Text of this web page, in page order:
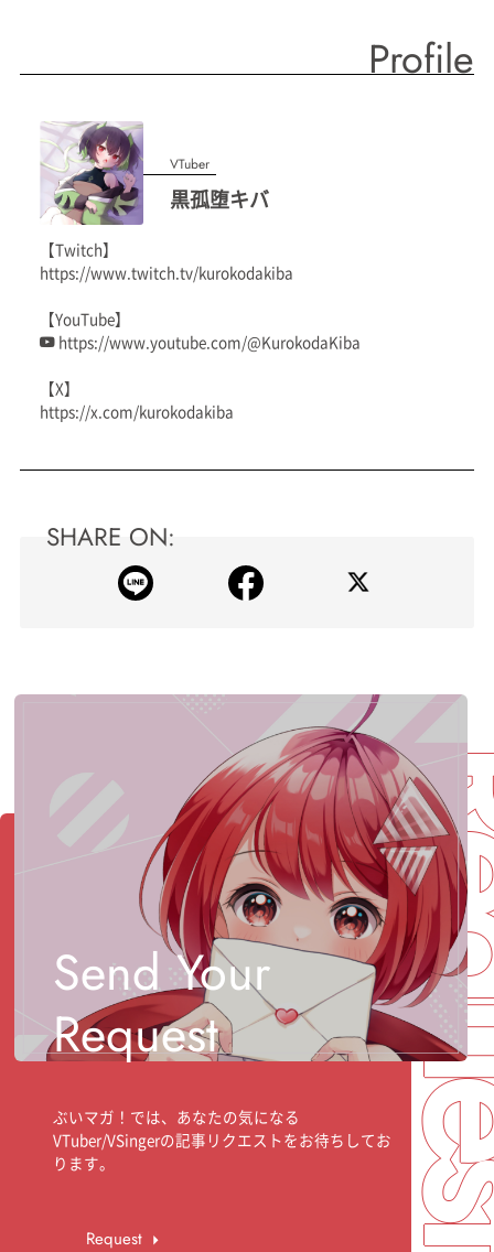
Profile
VTuber
黒孤堕キバ
【Twitch】
https://www.twitch.tv/kurokodakiba
【YouTube】
https://www.youtube.com/@KurokodaKiba
【X】
https://x.com/kurokodakiba
SHARE ON:
Send Your
Request
ぶいマガ！では、あなたの気になる
VTuber/VSingerの記事リクエストをお待ちしてお
ります。
Request